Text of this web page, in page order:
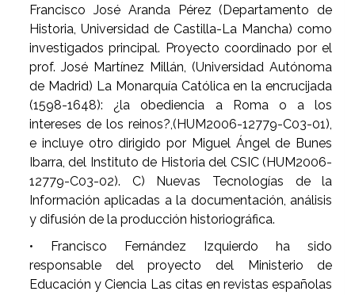
Francisco José Aranda Pérez (Departamento de
Historia, Universidad de Castilla-La Mancha) como
investigados principal. Proyecto coordinado por el
prof. José Martínez Millán, (Universidad Autónoma
de Madrid) La Monarquía Católica en la encrucijada
(1598-1648): ¿la obediencia a Roma o a los
intereses de los reinos?,(HUM2006-12779-C03-01),
e incluye otro dirigido por Miguel Ángel de Bunes
Ibarra, del Instituto de Historia del CSIC (HUM2006-
12779-C03-02). C) Nuevas Tecnologías de la
Información aplicadas a la documentación, análisis
y difusión de la producción historiográfica.
• Francisco Fernández Izquierdo ha sido
responsable del proyecto del Ministerio de
Educación y Ciencia Las citas en revistas españolas